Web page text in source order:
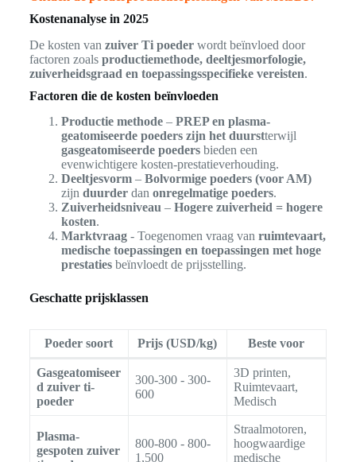
Kostenanalyse in 2025
De kosten van zuiver Ti poederwordt beïnvloed door
factoren zoals productiemethode, deeltjesmorfologie,
zuiverheidsgraad en toepassingsspecifieke vereisten.
Factoren die de kosten beïnvloeden
Productie methode– PREP en plasma-
geatomiseerde poeders zijn het duurstterwijl
gasgeatomiseerde poedersbieden een
evenwichtigere kosten-prestatieverhouding.
Deeltjesvorm– Bolvormige poeders (voor AM)
zijn duurderdan onregelmatige poeders.
Zuiverheidsniveau– Hogere zuiverheid = hogere
kosten.
Marktvraag- Toegenomen vraag van ruimtevaart,
medische toepassingen en toepassingen met hoge
prestatiesbeïnvloedt de prijsstelling.
Geschatte prijsklassen
Poeder soort Prijs (USD/kg) Beste voor
Gasgeatomiseer
d zuiver ti-
poeder
300-300 - 300-
600
3D printen,
Ruimtevaart,
Medisch
Plasma-
gespoten zuiver
800-800 - 800-
1,500
Straalmotoren,
hoogwaardige
medische